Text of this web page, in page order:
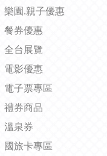
樂園.親子優惠
餐券優惠
全台展覽
電影優惠
電子票專區
禮券商品
溫泉券
國旅卡專區